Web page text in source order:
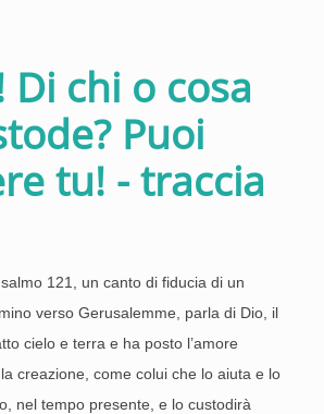
Di chi o cosa
Puoi
tu! - traccia
121, un canto di fiducia di un
verso Gerusalemme, parla di Dio, il
cielo e terra e ha posto l’amore
creazione, come colui che lo aiuta e lo
nel tempo presente, e lo custodirà